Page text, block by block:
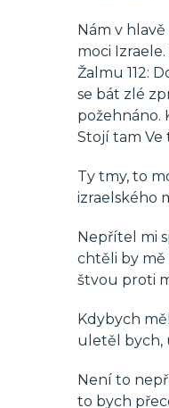
Nám v
moci
Žalmu 112:
se bát zlé
požehnáno.
Stojí tam Ve
Ty tmy, to
izraelského
Nepřítel mi
chtěli by mě
štvou proti
Kdybych
uletěl bych,
Není to
to bych